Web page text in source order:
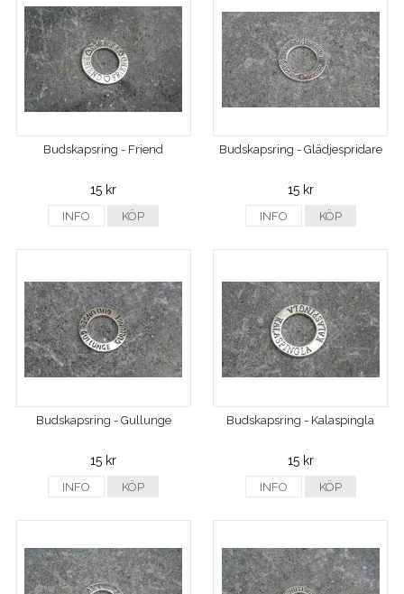
Budskapsring - Friend
15 kr
INFO KÖP
Budskapsring - Glädjespridare
15 kr
INFO KÖP
Budskapsring - Gullunge
15 kr
INFO KÖP
Budskapsring - Kalaspingla
15 kr
INFO KÖP